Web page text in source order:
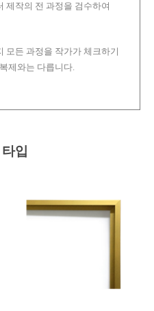
제작의 전 과정을 검수하여
모든 과정을 작가가 체크하기
제와는 다릅니다.
입